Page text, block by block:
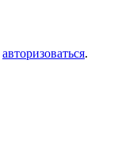
авторизоваться.